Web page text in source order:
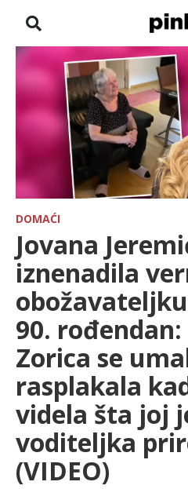
NASLOVNA
VESTI
ZADRUGA
SHOWBIZ
HRONIKA
FARMERI
TV
SPORT
LIFESTYLE
EXTRA
DOMAĆI
Jovana
iznenadila
90.
Zorica se
rasplakala
videla šta joj
voditeljka
(VIDEO)